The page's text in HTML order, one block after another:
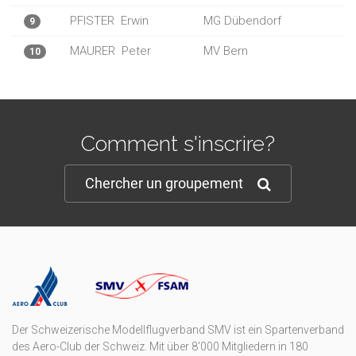
9 PFISTER Erwin MG Dübendorf
10 MAURER Peter MV Bern
Comment s'inscrire?
Chercher un groupement
Der Schweizerische Modellflugverband SMV ist ein Spartenverband
des Aero-Club der Schweiz. Mit über 8'000 Mitgliedern in 180